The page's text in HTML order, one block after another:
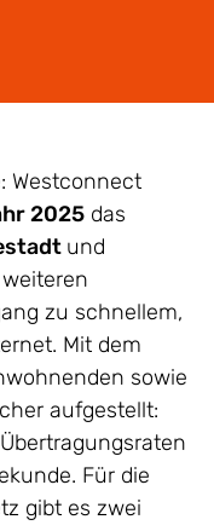
Westconnect
2025 das
und
zu schnellem,
Mit dem
sowie
aufgestellt:
Für die
gibt es zwei